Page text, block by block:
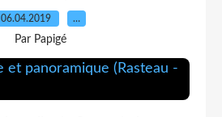
06.04.2019 …
Par Papigé